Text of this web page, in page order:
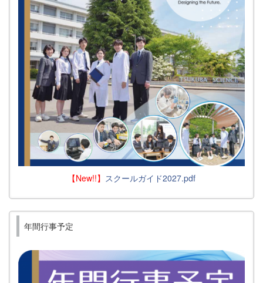
【New!!】 スクールガイド2027.pdf
年間行事予定